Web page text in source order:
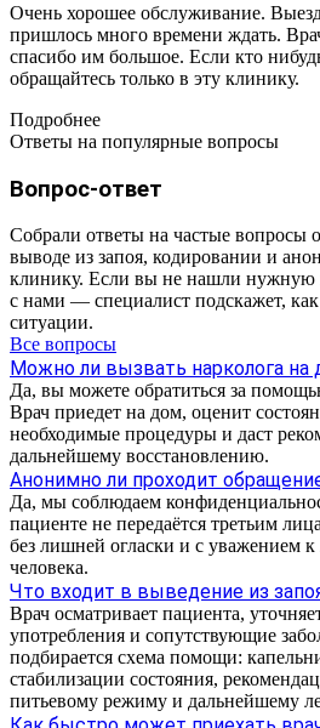
Очень хорошее обслуживание.
пришлось много времени ждать.
спасибо им большое. Если кто
обращайтесь только в эту клинику.
Подробнее
Ответы на популярные вопросы
Вопрос-ответ
Собрали ответы на частые вопросы
выводе из запоя, кодировании и
клинику. Если вы не нашли нужную
с нами — специалист подскажет,
ситуации.
Все вопросы
Можно ли вызвать нарколога на
Да, вы можете обратиться за
Врач приедет на дом, оценит
необходимые процедуры и даст
дальнейшему восстановлению.
Анонимно ли проходит
Да, мы соблюдаем
пациенте не передаётся третьим
без лишней огласки и с уважением
человека.
Что входит в выведение из
Врач осматривает пациента,
употребления и сопутствующие
подбирается схема помощи:
стабилизации состояния,
питьевому режиму и дальнейшему